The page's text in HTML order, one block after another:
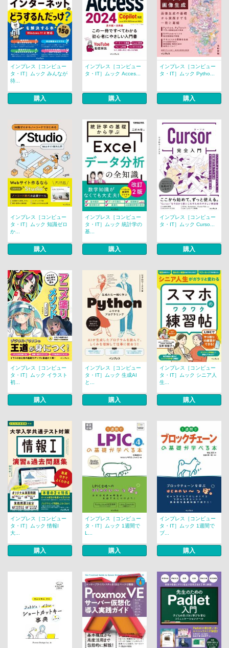
インプレス［コンピュー
タ・IT］ムック みんなが
待...
購入
インプレス［コンピュー
タ・IT］ムック Acces...
購入
インプレス［コンピュー
タ・IT］ムック Pytho...
購入
インプレス［コンピュー
タ・IT］ムック 知識ゼロ
か...
購入
インプレス［コンピュー
タ・IT］ムック 統計学の
基...
購入
インプレス［コンピュー
タ・IT］ムック Curso...
購入
インプレス［コンピュー
タ・IT］ムック イラスト
初...
購入
インプレス［コンピュー
タ・IT］ムック 生成AI
と...
購入
インプレス［コンピュー
タ・IT］ムック シニア人
生...
購入
インプレス［コンピュー
タ・IT］ムック 情報I
大...
購入
インプレス［コンピュー
タ・IT］ムック 1週間で
L...
購入
インプレス［コンピュー
タ・IT］ムック 1週間で
ブ...
購入